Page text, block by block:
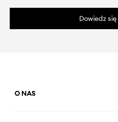
Dowiedz
O NAS